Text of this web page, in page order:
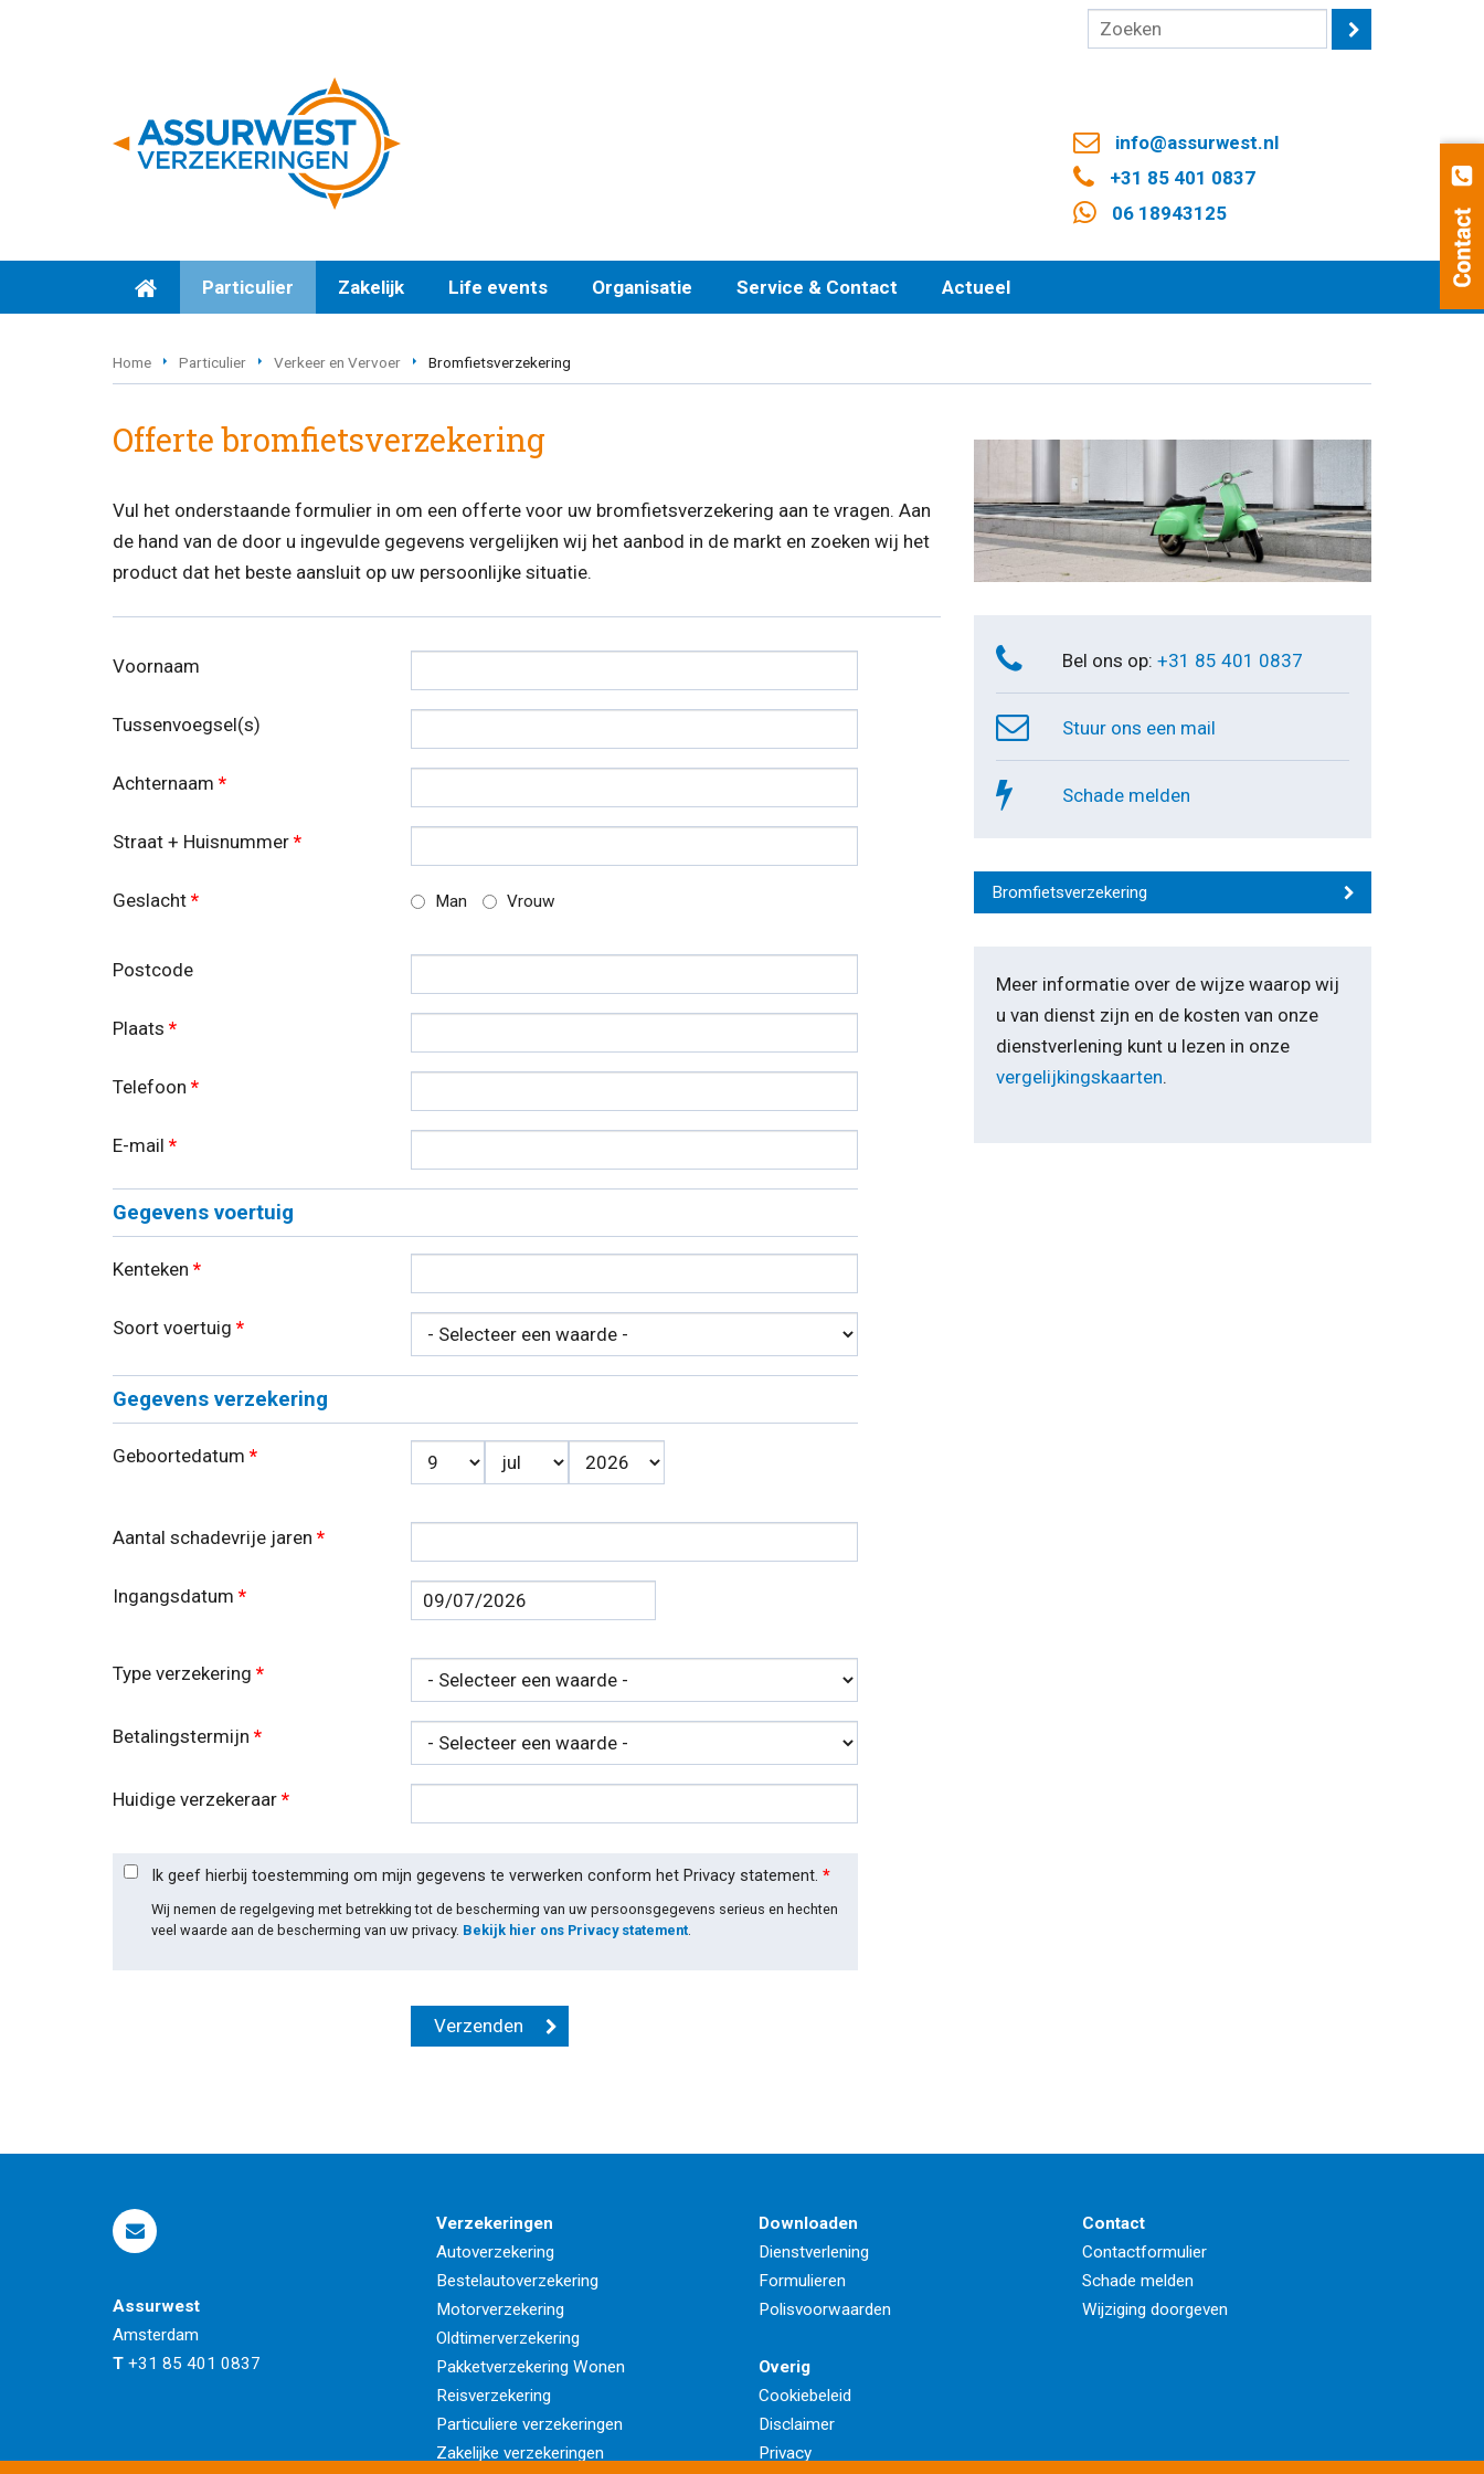
info@assurwest.nl
+31 85 401 0837
06 18943125
Particulier Zakelijk Life events Organisatie Service & Contact Actueel
Home Particulier Verkeer en Vervoer Bromfietsverzekering
Offerte bromfietsverzekering
Vul het onderstaande formulier in om een offerte voor uw bromfietsverzekering aan te vragen. Aan
de hand van de door u ingevulde gegevens vergelijken wij het aanbod in de markt en zoeken wij het
product dat het beste aansluit op uw persoonlijke situatie.
Voornaam
Tussenvoegsel(s)
Achternaam *
Straat + Huisnummer *
Geslacht * Man Vrouw
Postcode
Plaats *
Telefoon *
E-mail *
Gegevens voertuig
Kenteken *
Soort voertuig *
Gegevens verzekering
Geboortedatum * Dag Maand Jaar*
Aantal schadevrije jaren *
Ingangsdatum * Datum
Type verzekering *
Betalingstermijn *
Huidige verzekeraar *
Ik geef hierbij toestemming om mijn gegevens te verwerken conform het Privacy statement. *
Wij nemen de regelgeving met betrekking tot de bescherming van uw persoonsgegevens serieus en hechten
veel waarde aan de bescherming van uw privacy. Bekijk hier ons Privacy statement
Bel ons op: +31 85 401 0837
Stuur ons een mail
Schade melden
Bromfietsverzekering
Meer informatie over de wijze waarop wij
u van dienst zijn en de kosten van onze
dienstverlening kunt u lezen in onze
vergelijkingskaarten.
Assurwest
Amsterdam
T +31 85 401 0837
Verzekeringen
Autoverzekering
Bestelautoverzekering
Motorverzekering
Oldtimerverzekering
Pakketverzekering Wonen
Reisverzekering
Particuliere verzekeringen
Zakelijke verzekeringen
Downloaden
Dienstverlening
Formulieren
Polisvoorwaarden
Overig
Cookiebeleid
Disclaimer
Privacy
Contact
Contactformulier
Schade melden
Wijziging doorgeven